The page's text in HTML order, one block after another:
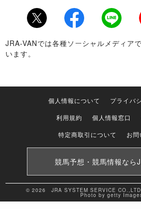
Twitter Facebook LINE
JRA-VANでは各種ソーシャルメディア
います。
個人情報について
プライバ
利用規約
個人情報窓口
特定商取引について
お
競馬予想・競馬情報なら
© 2026 JRA SYSTEM SERVICE
Photo by getty